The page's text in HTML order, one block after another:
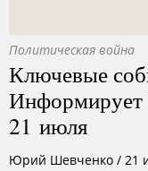
Политическая война
Ключевые
21 июля
Юрий Шевченко / 21